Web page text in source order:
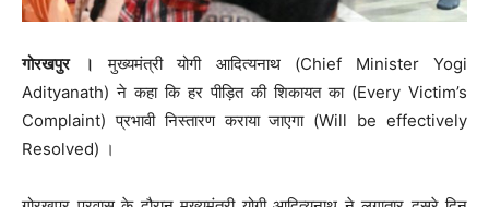
गोरखपुर ।
मुख्यमंत्री योगी आदित्यनाथ (Chief Minister Yogi
Adityanath) ने कहा कि हर पीड़ित की शिकायत का (Every Victim’s
Complaint) प्रभावी निस्तारण कराया जाएगा (Will be effectively
Resolved) ।